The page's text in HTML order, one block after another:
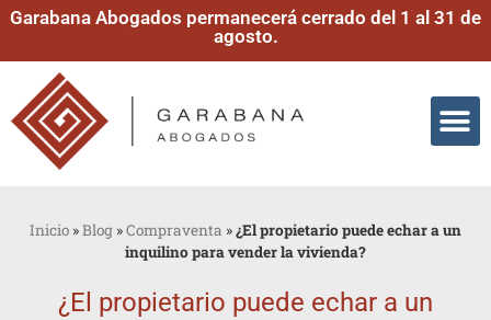
Garabana Abogados permanecerá cerrado del 1 al 31 de
agosto.
Inicio »Blog »Compraventa »¿El propietario puede echar a un
inquilino para vender la vivienda?
¿El propietario puede echar a un